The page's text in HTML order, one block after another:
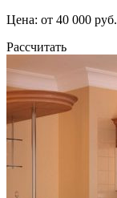
Цена: от 40 000 руб.
Рассчитать